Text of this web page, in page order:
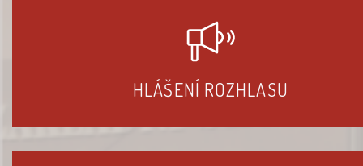
HLÁŠENÍ ROZHLASU